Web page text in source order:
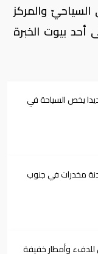
والمركز
أحد بيوت الخبرة
يخص السياحة في
إبادة 204 أفدنة مخدرات في جنوب
وأمطار خفيفة